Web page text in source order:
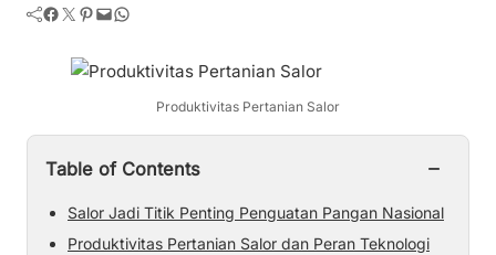
Facebook Twitter Pinterest Mail WhatsApp
Produktivitas Pertanian Salor
Table of Contents −
Salor Jadi Titik Penting Penguatan Pangan Nasional
Produktivitas Pertanian Salor dan Peran Teknologi